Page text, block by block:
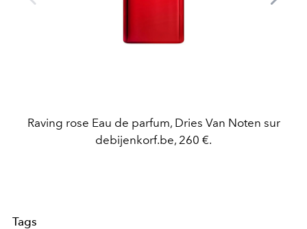
Raving rose Eau de parfum, Dries Van Noten sur
debijenkorf.be, 260 €.
Tags